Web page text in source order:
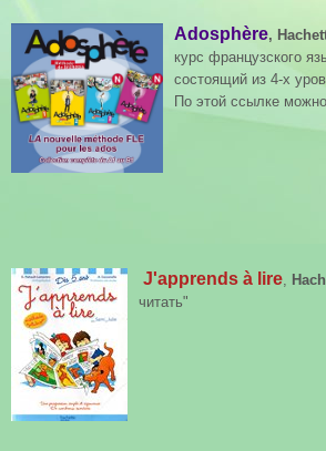
Adosphère,
курс французского
состоящий из 4-х
По этой ссылке можно
J'apprends à lire,
читать"